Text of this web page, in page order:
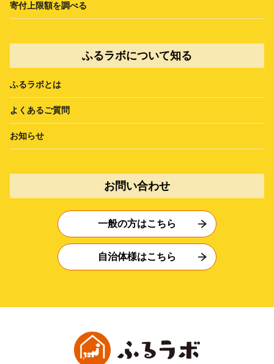
寄付上限額を調べる
ふるラボについて知る
ふるラボとは
よくあるご質問
お知らせ
お問い合わせ
一般の方はこちら
自治体様はこちら